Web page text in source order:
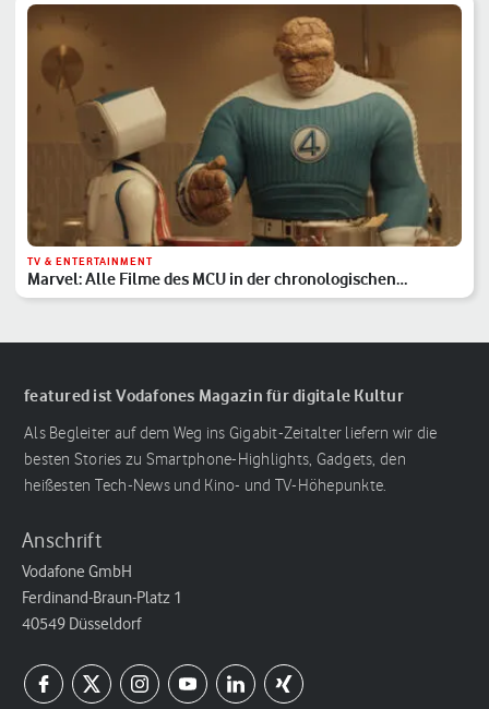
TV & ENTERTAINMENT
Marvel: Alle Filme des MCU in der chronologischen
Reihenfolge
featured ist Vodafones Magazin für digitale Kultur
Als Begleiter auf dem Weg ins Gigabit-Zeitalter liefern wir die
besten Stories zu Smartphone-Highlights, Gadgets, den
heißesten Tech-News und Kino- und TV-Höhepunkte.
Anschrift
Vodafone GmbH
Ferdinand-Braun-Platz 1
40549 Düsseldorf